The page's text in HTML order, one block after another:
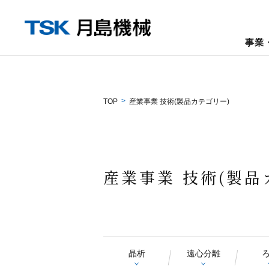
事業
TOP 産業事業 技術(製品カテゴリー)
産業事業 技術(製品
晶析 遠心分離